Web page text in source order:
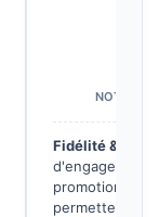
NOTE
Fidélité &
d'engagement
promotions à
permettent à